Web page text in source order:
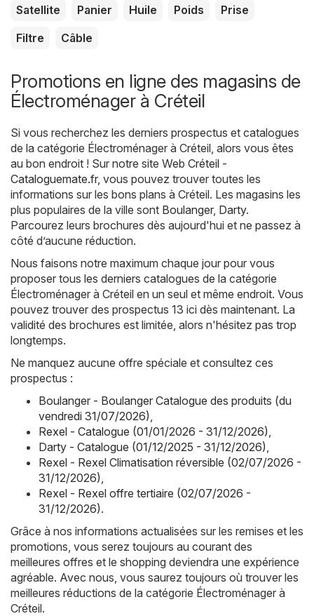
Satellite
Panier Huile Poids
Prise
Filtre
Câble
Promotions en ligne des magasins de
Électroménager à Créteil
Si vous recherchez les derniers prospectus et catalogues
de la catégorie Électroménager à Créteil, alors vous êtes
au bon endroit ! Sur notre site Web Créteil -
Cataloguemate.fr, vous pouvez trouver toutes les
informations sur les bons plans à Créteil. Les magasins les
plus populaires de la ville sont Boulanger, Darty.
Parcourez leurs brochures dès aujourd'hui et ne passez à
côté d’aucune réduction.
Nous faisons notre maximum chaque jour pour vous
proposer tous les derniers catalogues de la catégorie
Électroménager à Créteil en un seul et même endroit. Vous
pouvez trouver des prospectus 13 ici dès maintenant. La
validité des brochures est limitée, alors n'hésitez pas trop
longtemps.
Ne manquez aucune offre spéciale et consultez ces
prospectus :
Boulanger - Boulanger Catalogue des produits (du
vendredi 31/07/2026)
Rexel - Catalogue (01/01/2026 - 31/12/2026)
Darty - Catalogue (01/12/2025 - 31/12/2026)
Rexel - Rexel Climatisation réversible (02/07/2026 -
31/12/2026)
Rexel - Rexel offre tertiaire (02/07/2026 -
31/12/2026).
Grâce à nos informations actualisées sur les remises et les
promotions, vous serez toujours au courant des
meilleures offres et le shopping deviendra une expérience
agréable. Avec nous, vous saurez toujours où trouver les
meilleures réductions de la catégorie Électroménager à
Créteil.